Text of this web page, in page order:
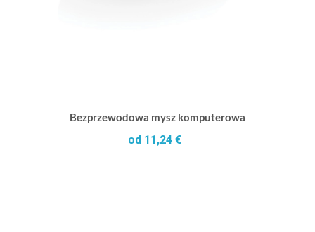
Bezprzewodowa mysz komputerowa
od 11,24 €